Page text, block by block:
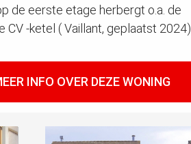
de eerste etage herbergt o.a. de
CV -ketel ( Vaillant, geplaatst 2024)
INFO OVER DEZE WONING